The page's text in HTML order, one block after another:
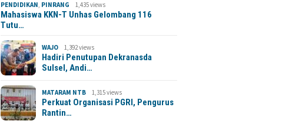
PENDIDIKAN, PINRANG 1,435 views
Mahasiswa KKN-T Unhas Gelombang 116
Tutu…
WAJO 1,392 views
Hadiri Penutupan Dekranasda
Sulsel, Andi…
MATARAM NTB 1,315 views
Perkuat Organisasi PGRI, Pengurus
Rantin…